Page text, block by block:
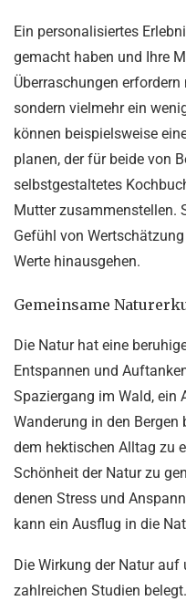
Ein personalisiertes
gemacht haben und Ihre
Überraschungen
sondern vielmehr ein
können beispielsweise
planen, der für beide von
selbstgestaltetes
Mutter zusammenstellen.
Gefühl von
Werte hinausgehen.
Gemeinsame
Die Natur hat eine
Entspannen und
Spaziergang im Wald, ein
Wanderung in den Bergen
dem hektischen Alltag zu
Schönheit der Natur zu
denen Stress und
kann ein Ausflug in die
Die Wirkung der Natur
zahlreichen Studien